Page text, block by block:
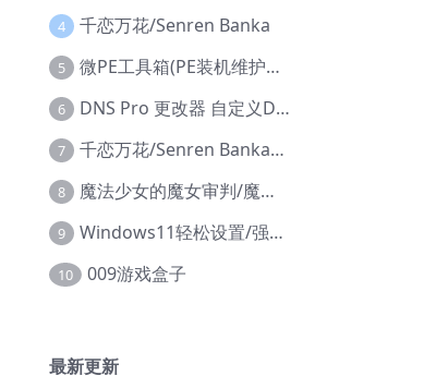
4 千恋万花/Senren Banka
5 微PE工具箱(PE装机维护工具) v2.3官方正式版
6 DNS Pro 更改器 自定义DNS修改
7 千恋万花/Senren Banka/安卓版
8 魔法少女的魔女审判/魔法少女ノ魔女裁判
9 Windows11轻松设置/强力禁止WD等/兼容Win10
10 009游戏盒子
最新更新